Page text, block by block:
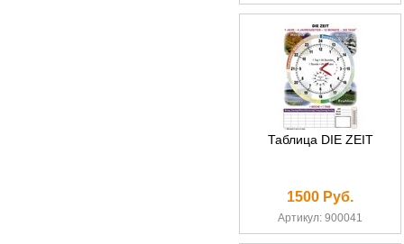
Таблица DIE ZEIT
1500 Руб.
Артикул: 900041